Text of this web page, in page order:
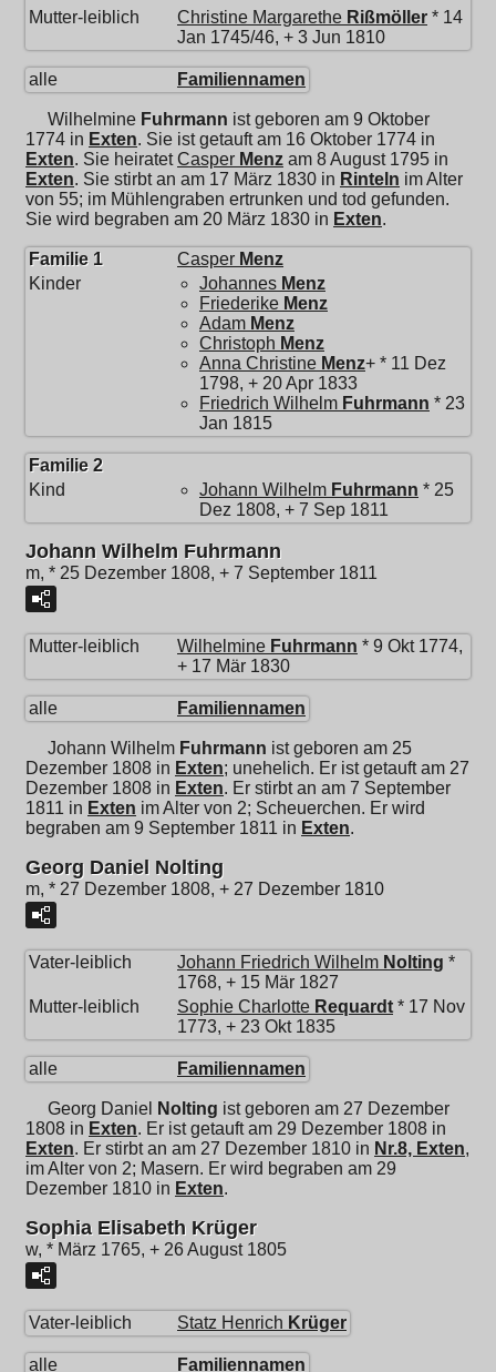
Mutter-leiblich
Christine Margarethe Rißmöller * 14
Jan 1745/46, + 3 Jun 1810
alle Familiennamen
Wilhelmine Fuhrmann ist geboren am 9 Oktober
1774 in Exten. Sie ist getauft am 16 Oktober 1774 in
Exten. Sie heiratetCasper Menz am 8 August 1795 in
Exten. Sie stirbt an am 17 März 1830 in Rinteln im Alter
von 55; im Mühlengraben ertrunken und tod gefunden.
Sie wird begraben am 20 März 1830 in Exten.
Familie 1 Casper Menz
Kinder
Johannes Menz
Friederike Menz
Adam Menz
Christoph Menz
Anna Christine Menz+ * 11 Dez
1798, + 20 Apr 1833
Friedrich Wilhelm Fuhrmann * 23
Jan 1815
Familie 2
Kind
Johann Wilhelm Fuhrmann * 25
Dez 1808, + 7 Sep 1811
Johann Wilhelm Fuhrmann
m, * 25 Dezember 1808, + 7 September 1811
Mutter-leiblich Wilhelmine Fuhrmann * 9 Okt 1774,
+ 17 Mär 1830
alle Familiennamen
Johann Wilhelm Fuhrmann ist geboren am 25
Dezember 1808 in Exten; unehelich. Er ist getauft am 27
Dezember 1808 in Exten. Er stirbt an am 7 September
1811 in Exten im Alter von 2; Scheuerchen. Er wird
begraben am 9 September 1811 in Exten.
Georg Daniel Nolting
m, * 27 Dezember 1808, + 27 Dezember 1810
Vater-leiblich Johann Friedrich Wilhelm Nolting *
1768, + 15 Mär 1827
Mutter-leiblich
Sophie Charlotte Requardt * 17 Nov
1773, + 23 Okt 1835
alle Familiennamen
Georg Daniel Nolting ist geboren am 27 Dezember
1808 in Exten. Er ist getauft am 29 Dezember 1808 in
Exten. Er stirbt an am 27 Dezember 1810 in Nr.8, Exten,
im Alter von 2; Masern. Er wird begraben am 29
Dezember 1810 in Exten.
Sophia Elisabeth Krüger
w, * März 1765, + 26 August 1805
Vater-leiblich Statz Henrich Krüger
alle Familiennamen